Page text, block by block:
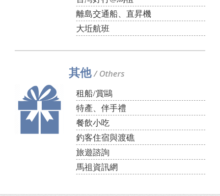
離島交通船、直昇機
大坵航班
其他 / Others
租船/賞鷗
特產、伴手禮
餐飲小吃
釣客住宿與渡礁
旅遊諮詢
馬祖資訊網